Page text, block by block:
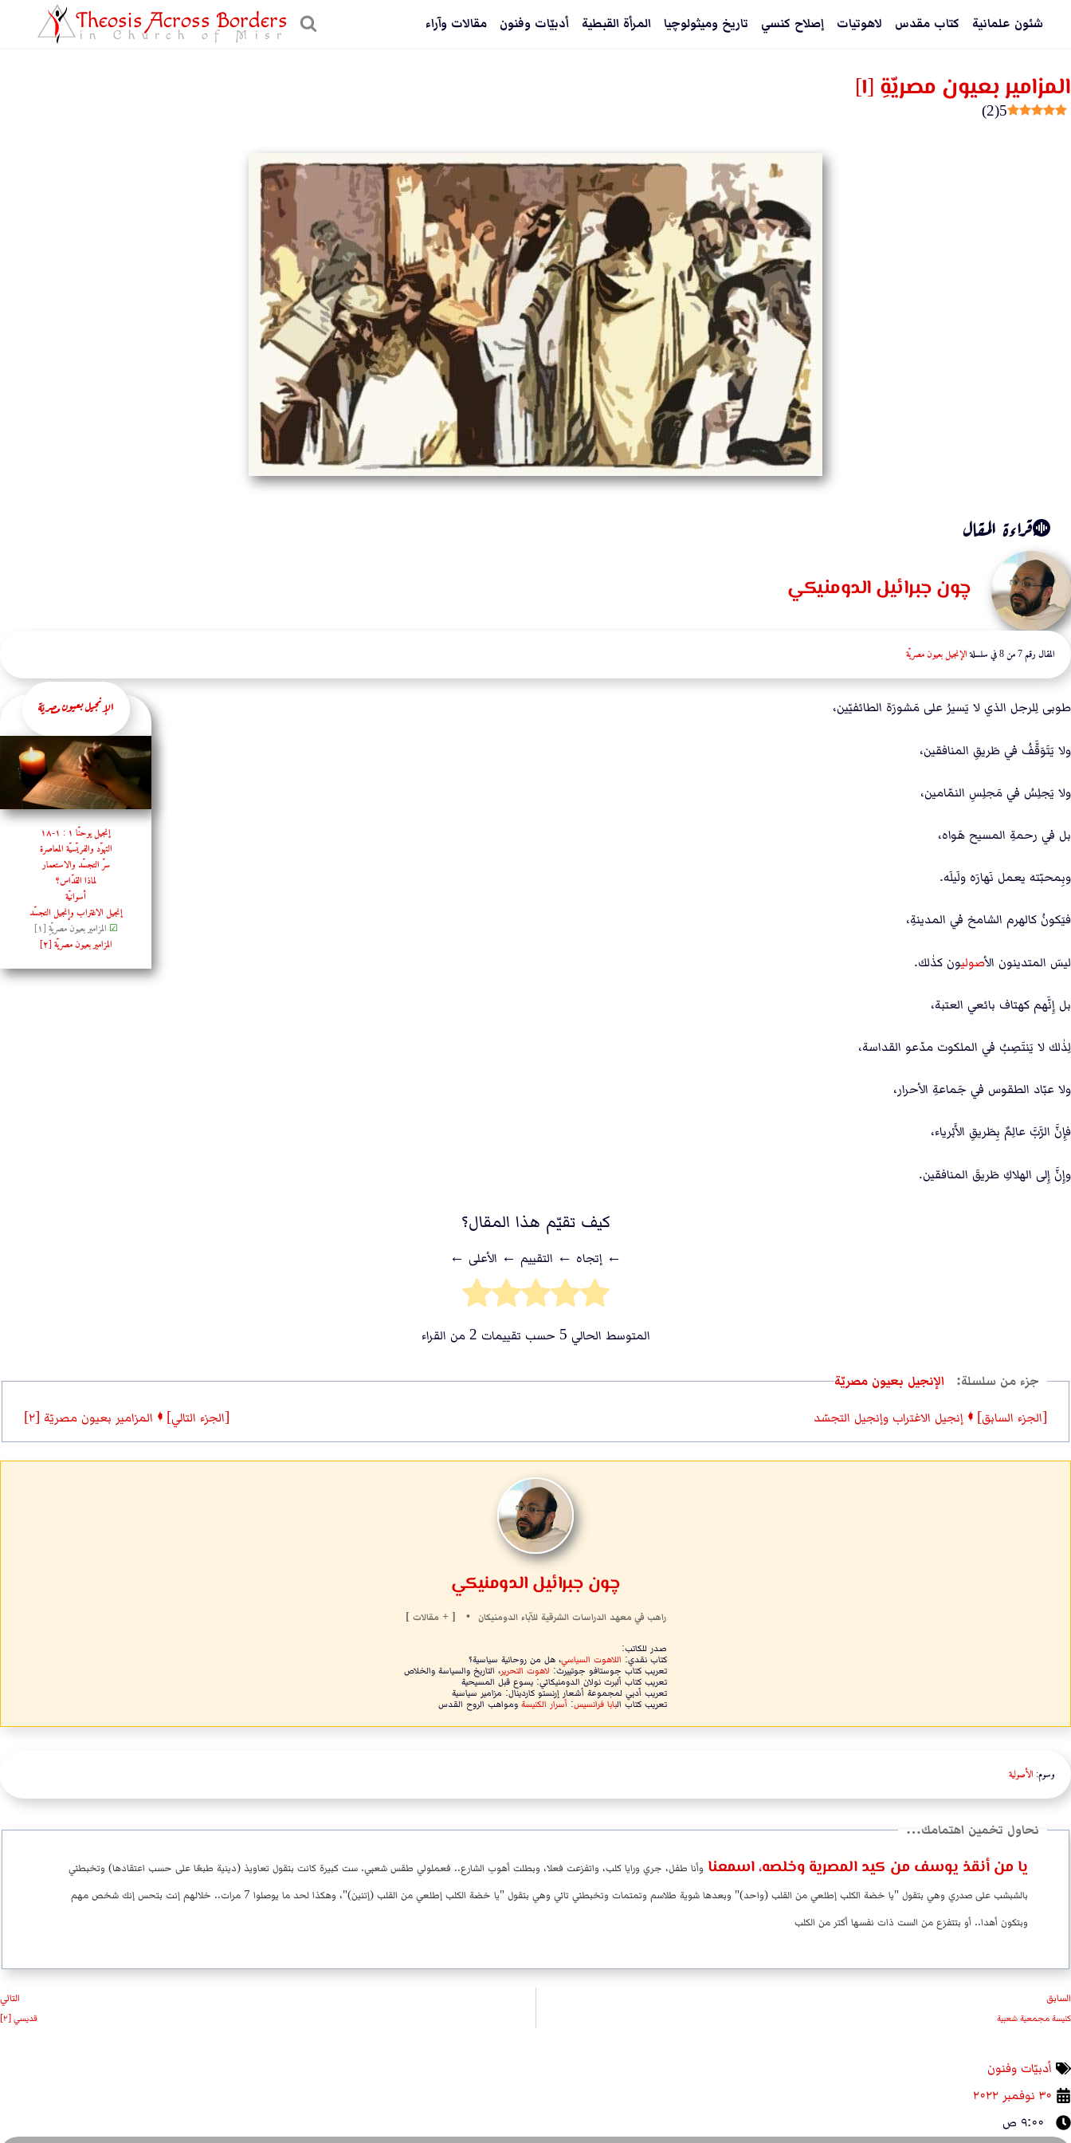
شئون علمانية كتاب مقدس لاهوتيات إصلاح كنسي تاريخ وميثولوچيا المرأة القبطية أدبيّات وفنون مقالات وآراء Theosis Across Borders
in Church of Misr
المزامير بعيون مصريّةِ [١]
5
(
2
)
قراءة المقال
چون جبرائيل الدومنيكي
المقال رقم 7 من 8 في سلسلة الإنجيل بعيون مصريّة
الإنجيل بعيون مصريّة
إنجيل يوحنّا ١ : ١-١٨
التهوّد والفريّسيّة المعاصرة
سرّ التجسّد والاستعمار
لماذا القدّاس؟
أسوانيّة
إنجيل الاغتراب وإنجيل التجسّد
☑ المزامير بعيون مصريّةِ [١]
المزامير بعيون مصريّة [٢]
طوبى لِلرجل الذي لا يَسيرُ على مَشورَة الطائفيّين،
ولا يَتَوَقَّفُ في طَريقِ المنافقين،
ولا يَجلِسُ في مَجلِسِ النمّامين،
بل في رحمةِ المسيح هَواه،
وبِمحبّته يعمل نَهارَه ولَيلَه.
فيَكونُ كالهرم الشامخ في المدينةِ،
ليسَ المتدينون الأصوليون كذٰلك.
بل إِنَّهم كهتاف بائعي العتبة،
لِذٰلك لا يَنتَصِبُ في الملكوت مدّعو القداسة،
ولا عبّاد الطقوس في جَماعةِ الأحرار،
فإِنَّ الرَّبَّ عالِمٌ بِطَريقِ الأَبْرياء،
وإِنَّ إِلى الهلاكِ طَريقَ المنافقين.
كيف تقيّم هذا المقال؟
← إتجاه ← التقييم ← اﻷعلى ←
المتوسط الحالي 5 حسب تقييمات 2 من القراء
الإنجيل بعيون مصريّة
[الجزء السابق] 🠼 إنجيل الاغتراب وإنجيل التجسّد
[الجزء التالي] 🠼 المزامير بعيون مصريّة [٢]
چون جبرائيل الدومنيكي
راهب في معهد الدراسات الشرقية للآباء الدومنيكان • [ + مقالات ]
صدر للكاتب:
كتاب نقدي: اللاهوت السياسي، هل من روحانية سياسية؟
تعريب كتاب جوستافو جوتييرث: لاهوت التحرير، التاريخ والسياسة والخلاص
تعريب كتاب ألبرت نوﻻن الدومنيكاني: يسوع قبل المسيحية
تعريب أدبي لمجموعة أشعار إرنستو كاردينال: مزامير سياسية
تعريب كتاب البابا فرانسيس: أسرار الكنيسة ومواهب الروح القدس
وسوم: الأصولية
يا من أنقذ يوسف من كيد المصرية وخلصه، اسمعنا وأنا طفل، جري ورايا كلب، واتفزعت فعلا، وبطلت أهوب الشارع.. فعملولي طقس شعبي. ست كبيرة كانت بتقول تعاويذ (دينية طبعًا على حسب اعتقادها) وتخبطني
بالشبشب على صدري وهي بتقول "يا خضة الكلب إطلعي من القلب (واحد)" وبعدها شوية طلاسم وتمتمات وتخبطني تاني وهي بتقول "يا خضة الكلب إطلعي من القلب (إتنين)"، وهكذا لحد ما يوصلوا 7 مرات.. خلالهم إنت بتحس إنك شخص مهم
وبتكون أهدا.. أو بتتفزع من الست ذات نفسها أكتر من الكلب
السابق
كنيسة مجمعية شعبية
التالي
قديسي [۲]
أدبيّات وفنون
۳۰ نوفمبر ۲۰۲۲
۹:۰۰ ص